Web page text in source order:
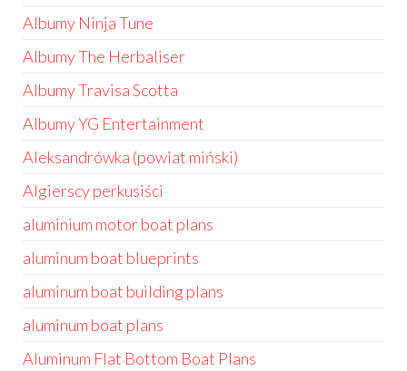
Albumy Ninja Tune
Albumy The Herbaliser
Albumy Travisa Scotta
Albumy YG Entertainment
Aleksandrówka (powiat miński)
Algierscy perkusiści
aluminium motor boat plans
aluminum boat blueprints
aluminum boat building plans
aluminum boat plans
Aluminum Flat Bottom Boat Plans